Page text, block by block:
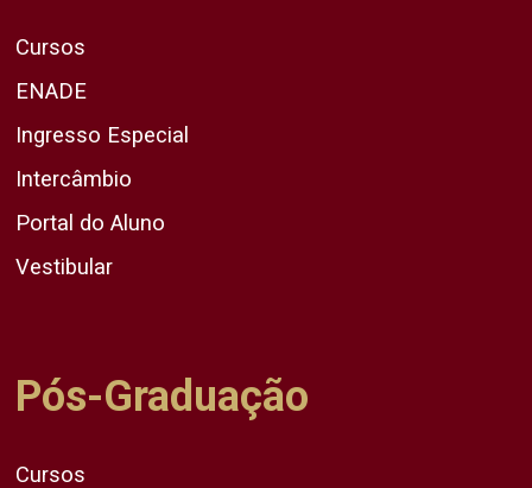
Cursos
ENADE
Ingresso Especial
Intercâmbio
Portal do Aluno
Vestibular
Pós-Graduação
Cursos